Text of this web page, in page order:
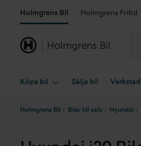
Holmgrens Bil Holmgrens Fritid
Köpa bil Sälja bil Verkstad
Holmgrens Bil Bilar till salu Hyundai